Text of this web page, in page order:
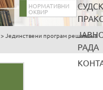
РАДА
НОРМАТИВНИ
ОКВИР
> Јединствени програм решавања